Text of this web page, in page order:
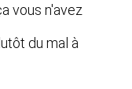
vous n'avez
du mal à